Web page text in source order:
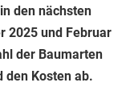
den nächsten
2025 und Februar
der Baumarten
den Kosten ab.